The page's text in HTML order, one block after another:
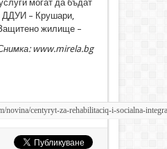
могат да бъдат
ДДУИ – Крушари,
жилище –
www.mirela.bg